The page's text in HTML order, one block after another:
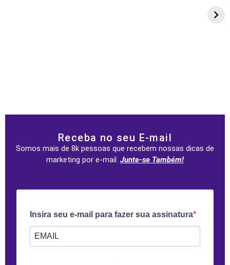
Receba no seu E-mail
Somos mais de 8k pessoas que recebem nossas dicas de
marketing por e-mail. Junte-se Também!
Insira seu e-mail para fazer sua assinatura